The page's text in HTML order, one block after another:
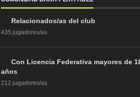
Relacionados/as del club
435 jugadores/as
Con Licencia Federativa mayores de
años
212 jugadores/as